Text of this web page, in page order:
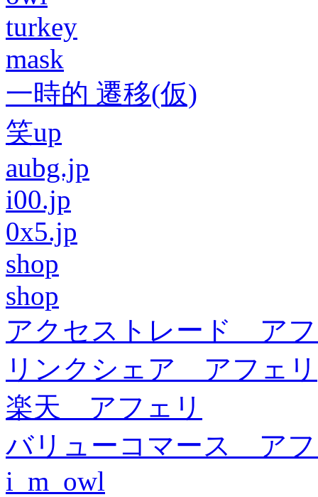
turkey
mask
一時的 遷移(仮)
笑up
aubg.jp
i00.jp
0x5.jp
shop
shop
アクセストレード ア
リンクシェア アフェリ
楽天 アフェリ
バリューコマース ア
i_m_owl